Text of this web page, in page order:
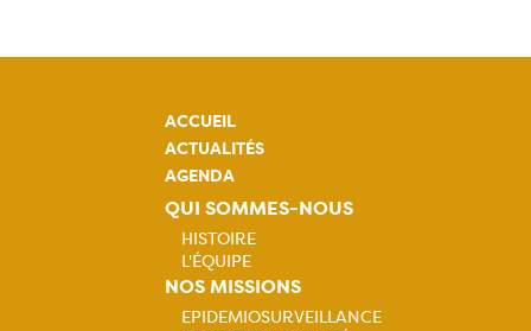
ACCUEIL
ACTUALITÉS
AGENDA
QUI SOMMES-NOUS
Navigation
HISTOIRE
L'ÉQUIPE
NOS MISSIONS
EPIDEMIOSURVEILLANCE